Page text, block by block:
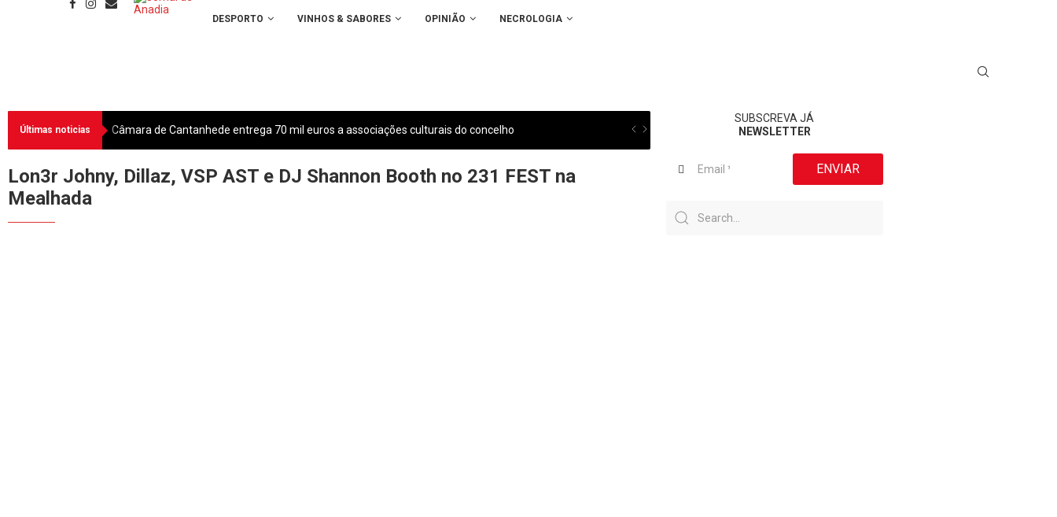
DESPORTO VINHOS & SABORES OPINIÃO NECROLOGIA
Últimas noticias Câmara de Cantanhede entrega 70 mil euros a associações culturais do concelho
Lon3r Johny, Dillaz, VSP AST e DJ Shannon Booth no 231 FEST na
Mealhada
SUBSCREVA JÁ
NEWSLETTER
ENVIAR